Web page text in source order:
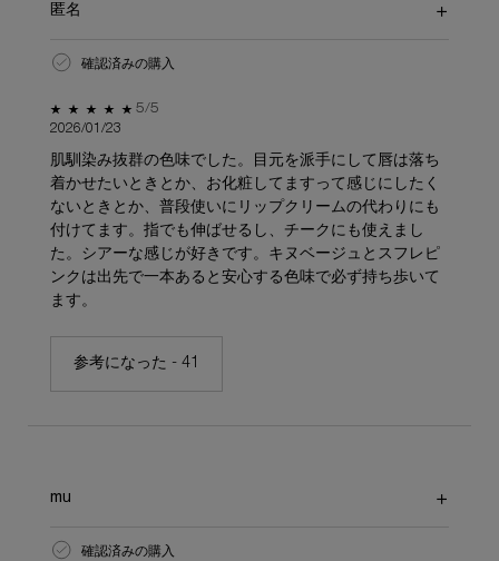
匿名
確認済みの購入
5星中5。
5/5
2026/01/23
肌馴染み抜群の色味でした。目元を派手にして唇は落ち
着かせたいときとか、お化粧してますって感じにしたく
ないときとか、普段使いにリップクリームの代わりにも
付けてます。指でも伸ばせるし、チークにも使えまし
た。シアーな感じが好きです。キヌベージュとスフレピ
ンクは出先で一本あると安心する色味で必ず持ち歩いて
ます。
参考になった - 41
mu
確認済みの購入